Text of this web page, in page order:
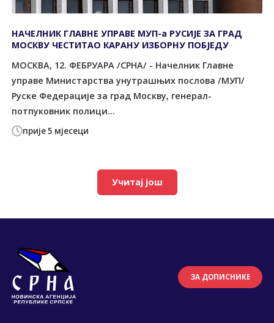
прије 5 мјесеци
НАЧЕЛНИК ГЛАВНЕ УПРАВЕ МУП-а РУСИЈЕ ЗА ГРАД
МОСКВУ ЧЕСТИТАО КАРАНУ ИЗБОРНУ ПОБЈЕДУ
МОСКВА, 12. ФЕБРУАРА /СРНА/ - Начелник Главне
управе Министарства унутрашњих послова /МУП/
Руске Федерације за град Москву, генерал-
потпуковник полици...
Учитај још
ЗА ДОПИСНИКЕ